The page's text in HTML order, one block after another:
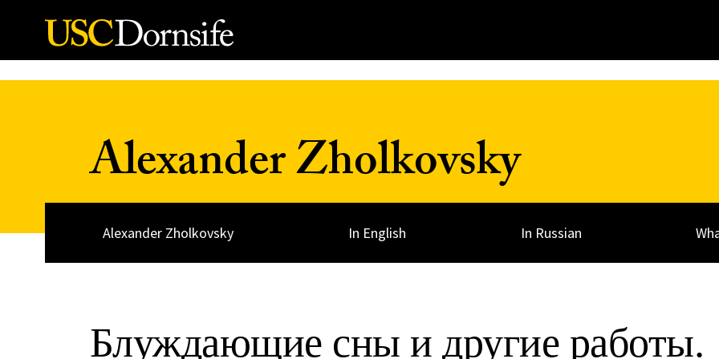
Skip to Content
Alexander Zholkovsky
Alexander Zholkovsky In English In Russian